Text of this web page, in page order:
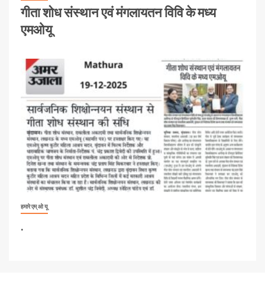
गीता शोध संस्थान एवं मंगलायतन विवि के मध्य
एमओयू
हमारे एम् ओ यू
.